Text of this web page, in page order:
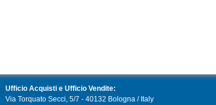
Ufficio Acquisti e Ufficio Vendite:
Via Torquato Secci, 5/7 - 40132 Bologna / Italy